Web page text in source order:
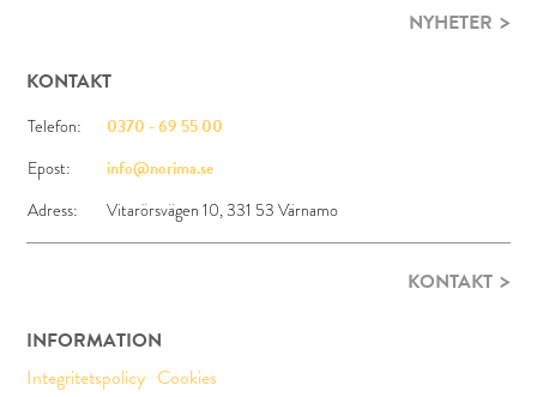
NYHETER
KONTAKT
Telefon: 0370 - 69 55 00
Epost: info@norima.se
Adress: Vitarörsvägen 10, 331 53 Värnamo
KONTAKT
INFORMATION
Integritetspolicy Cookies